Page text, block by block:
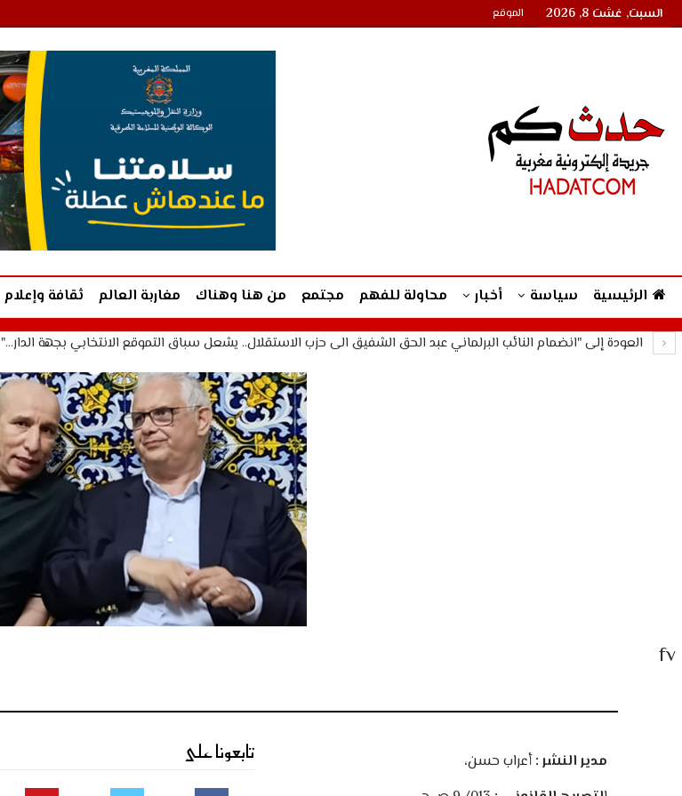
السبت, غشت 8, 2026 الموقع
الرئيسية سياسة أخبار محاولة للفهم مجتمع من هنا وهناك مغاربة العالم ثقافة وإعلام
العودة إلى "انضمام النائب البرلماني عبد الحق الشفيق الى حزب الاستقلال.. يشعل سباق التموقع الانتخابي بجهة الدار…"
fv
مدير النشر :أعراب حسن،
تابعونا على